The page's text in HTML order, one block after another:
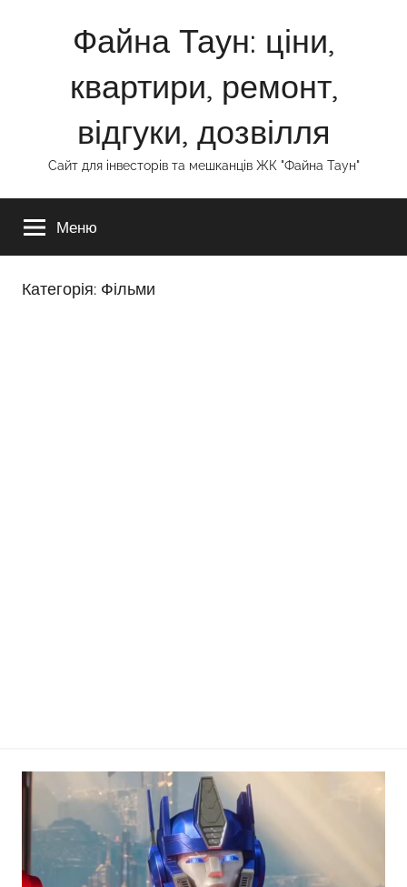
Файна Таун: ціни,
квартири, ремонт,
відгуки, дозвілля
Сайт для інвесторів та мешканців ЖК "Файна Таун"
Меню
Категорія: Фільми